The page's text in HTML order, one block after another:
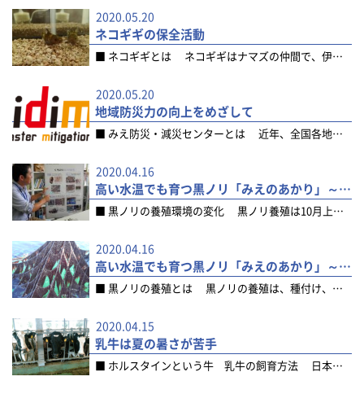
2020.05.20
ネコギギの保全活動
■ ネコギギとは ネコギギはナマズの仲間で、伊勢湾と三河湾に流入する河川の中流・上流部にしか生息して...
2020.05.20
地域防災力の向上をめざして
■ みえ防災・減災センターとは 近年、全国各地で地震や台風、豪雨などの自然災害が多発しています。三重...
2020.04.16
高い水温でも育つ黒ノリ「みえのあかり」～研究者の視点から～
■ 黒ノリの養殖環境の変化 黒ノリ養殖は10月上旬ごろから始まる冬の養殖業です。水温が23℃を下回っ...
2020.04.16
高い水温でも育つ黒ノリ「みえのあかり」～生産者の視点から～
■ 黒ノリの養殖とは 黒ノリの養殖は、種付け、育苗、沖出し、収穫の順に作業が進みます。 鈴鹿地区で...
2020.04.15
乳牛は夏の暑さが苦手
■ ホルスタインという牛 乳牛の飼育方法 日本で飼われている乳牛のほとんどは、白と黒がまだら模様にな...